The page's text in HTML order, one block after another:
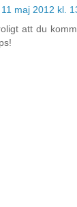
11 maj 2012 kl.
att du